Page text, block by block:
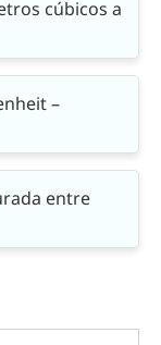
cúbicos a
–
entre